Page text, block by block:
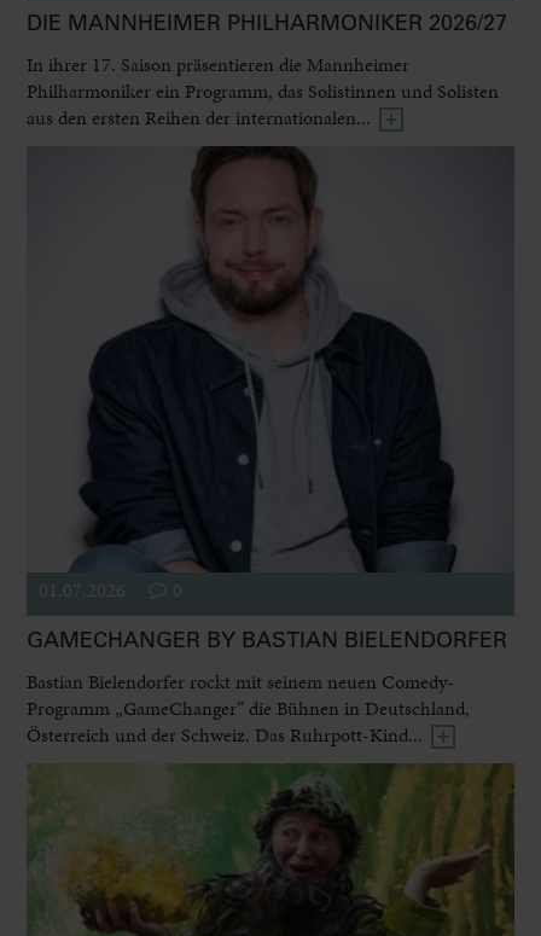
DIE MANNHEIMER PHILHARMONIKER 2026/27
In ihrer 17. Saison präsentieren die Mannheimer
Philharmoniker ein Programm, das Solistinnen und Solisten
aus den ersten Reihen der internationalen...
01.07.2026 0
GAMECHANGER BY BASTIAN BIELENDORFER
Bastian Bielendorfer rockt mit seinem neuen Comedy-
Programm „GameChanger“ die Bühnen in Deutschland,
Österreich und der Schweiz. Das Ruhrpott-Kind...